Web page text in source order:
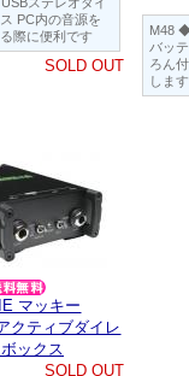
PC内の音源を
際に便利です
SOLD OUT
M48
バッ
ろん
します
マッキー
クティブダイレ
ックス
SOLD OUT